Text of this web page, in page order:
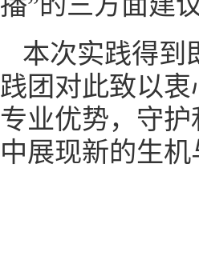
本次实践得到
践团对此致以
专业优势，守
中展现新的生